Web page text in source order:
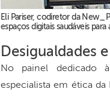
Eli Pariser, codiretor da New_
espaços digitais saudáveis para
Desigualdades
No painel dedicado
especialista em ética